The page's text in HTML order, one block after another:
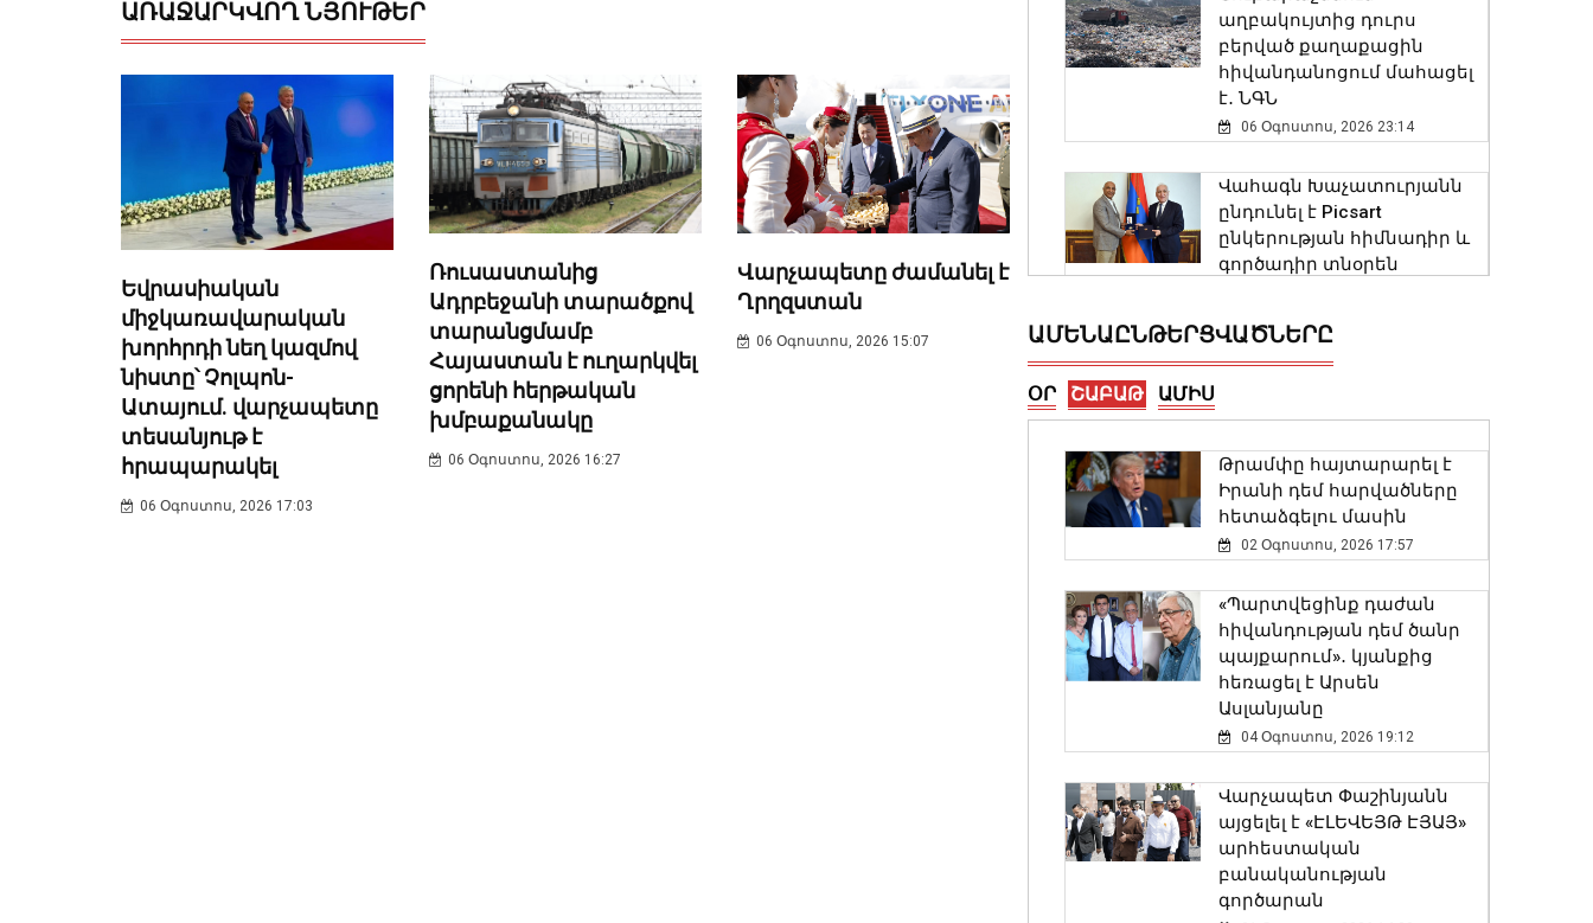
ԱՌԱՋԱՐԿՎՈՂ ՆՅՈՒԹԵՐ
Եվրասիական
միջկառավարական
խորհրդի նեղ կազմով
նիստը՝ Չոլպոն-
Ատայում. վարչապետը
տեսանյութ է
հրապարակել
06 Օգոստոս, 2026 17:03
Ռուսաստանից
Ադրբեջանի տարածքով
տարանցմամբ
Հայաստան է ուղարկվել
ցորենի հերթական
խմբաքանակը
06 Օգոստոս, 2026 16:27
Վարչապետը ժամանել է
Ղրղզստան
06 Օգոստոս, 2026 15:07
աղբակույտից դուրս
բերված քաղաքացին
հիվանդանոցում մահացել
է․ ՆԳՆ
06 Օգոստոս, 2026 23:14
Վահագն Խաչատուրյանն
ընդունել է Picsart
ընկերության հիմնադիր և
գործադիր տնօրեն
հարևանությամբ գտնվող
աղբավայրում
06 Օգոստոս, 2026 22:33
փրկարարները վարորդին
դուրս են բերել
արգելափակումից
06 Օգոստոս, 2026 22:09
Փոփոխություններ են
ավտոբուսային
երթուղիներում
06 Օգոստոս, 2026 21:47
ԱԳ փոխնախարարը
ԱՄԵՆԱԸՆԹԵՐՑՎԱԾՆԵՐԸ
ՕՐ ՇԱԲԱԹ ԱՄԻՍ
Թրամփը հայտարարել է
Իրանի դեմ հարվածները
հետաձգելու մասին
02 Օգոստոս, 2026 17:57
«Պարտվեցինք դաժան
հիվանդության դեմ ծանր
պայքարում»․ կյանքից
հեռացել է Արսեն
Ասլանյանը
04 Օգոստոս, 2026 19:12
Վարչապետ Փաշինյանն
այցելել է «ԷԼԵՎԵՅԹ ԷՅԱՅ»
արհեստական
բանականության
գործարան